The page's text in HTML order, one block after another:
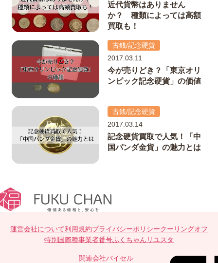
近代貨幣はありません
か？ 種類によっては高額
買取も！
古銭/記念硬貨
2017.03.11
今が売りどき？「東京オリ
ンピック記念硬貨」の価値
古銭/記念硬貨
2017.03.14
記念硬貨買取で人気！「中
国パンダ金貨」の魅力とは
運営会社について利用規約プライバシーポリシークーリングオフ
特別国際種事業者番号ふくちゃんリユスタ
関連会社バイセル